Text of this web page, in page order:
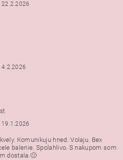
22.2.2026
4.2.2026
19.1.2026
Komunikuju hned. Volaju. Bex
balenie. Spolahlivo. S nakupom som
dostala.🙂